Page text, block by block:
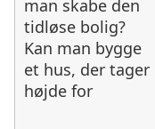
man skabe den
tidløse bolig?
Kan man bygge
et hus, der tager
højde for
ved at give ham
mikrofonen,
håber vi at få
svar på noget af